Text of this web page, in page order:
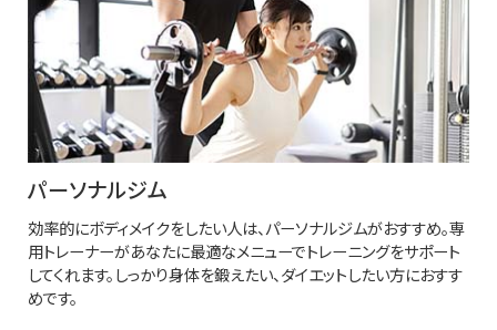
パーソナルジム
効率的にボディメイクをしたい人は、パーソナルジムがおすすめ。専
用トレーナーがあなたに最適なメニューでトレーニングをサポート
してくれます。しっかり身体を鍛えたい、ダイエットしたい方におすす
めです。